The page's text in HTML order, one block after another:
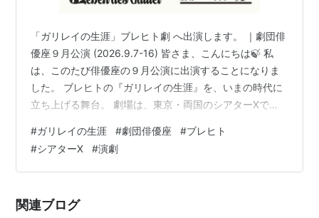
「ガリレイの生涯」ブレヒト劇 へ出演します。 ｜劇団俳
優座９月公演 (2026.9.7-16) 皆さま、こんにちは🍃 私
は、このたび俳優座の９月公演に出演することになりま
した。 ブレヒトの『ガリレイの生涯』を、いまの時代に
立ち上げる舞台。 劇場は、東京・両国のシアターΧで
す。 折々、ご紹介させていただきます。 長浜奈津子 詳
細は、以下からご覧になれます。
#ガリレイの生涯 #劇団俳優座 #ブレヒト
#シアターΧ #演劇
関連ブログ